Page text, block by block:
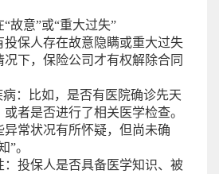
故意”或“重大过失”
投保人存在故意隐瞒或重大过失
下，保险公司才有权解除合同
：比如，是否有医院确诊先天
者是否进行了相关医学检查。
常状况有所怀疑，但尚未确
”。
：投保人是否具备医学知识、被